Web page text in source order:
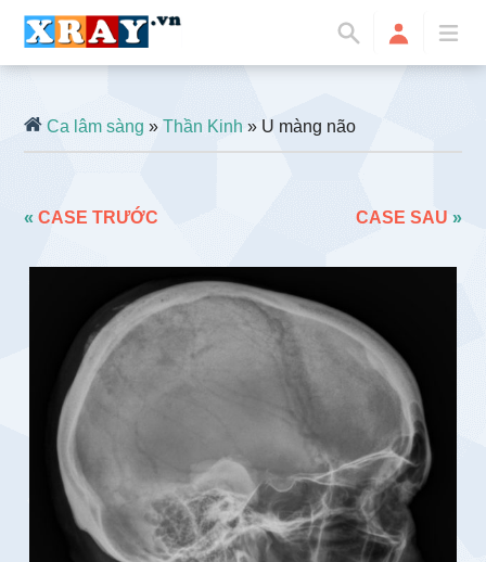
Ca lâm sàng »Thần Kinh » U màng não
«CASE TRƯỚC CASE SAU »